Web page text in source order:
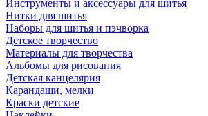
Инструменты и аксессуары для шитья
Нитки для шитья
Наборы для шитья и пэчворка
Детское творчество
Материалы для творчества
Альбомы для рисования
Детская канцелярия
Карандаши, мелки
Краски детские